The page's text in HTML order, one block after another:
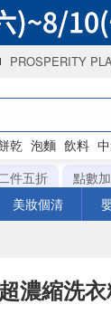
PROSPERITY
乾 泡麵 飲料
件五折 點數
美妝個清
濃縮洗